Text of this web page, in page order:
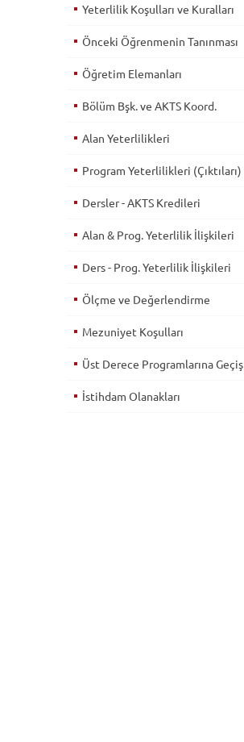
Yeterlilik Koşulları ve Kuralları
Önceki Öğrenmenin Tanınması
Öğretim Elemanları
Bölüm Bşk. ve AKTS Koord.
Alan Yeterlilikleri
Program Yeterlilikleri (Çıktıları)
Dersler - AKTS Kredileri
Alan & Prog. Yeterlilik İlişkileri
Ders - Prog. Yeterlilik İlişkileri
Ölçme ve Değerlendirme
Mezuniyet Koşulları
Üst Derece Programlarına Geçiş
İstihdam Olanakları